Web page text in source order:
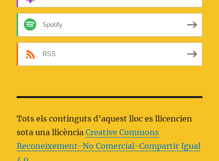
Spotify
RSS
Tots els continguts d’aquest lloc es llicencien
sota una llicènciaCreative Commons
Reconeixement-No Comercial-Compartir Igual